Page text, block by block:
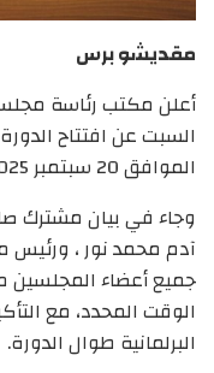
مقديشو برس
أعلن مكتب رئاسة
السبت عن افتتاح
الموافق 20 سبتمبر 2025.
وجاء في بيان مشترك
آدم محمد نور ، ورئيس
جميع أعضاء المجلسين
الوقت المحدد، مع
البرلمانية طوال الدورة.